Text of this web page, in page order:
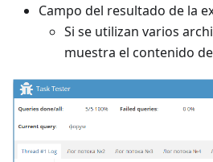
Campo del resultado de la
Si se utilizan varios
muestra el contenido